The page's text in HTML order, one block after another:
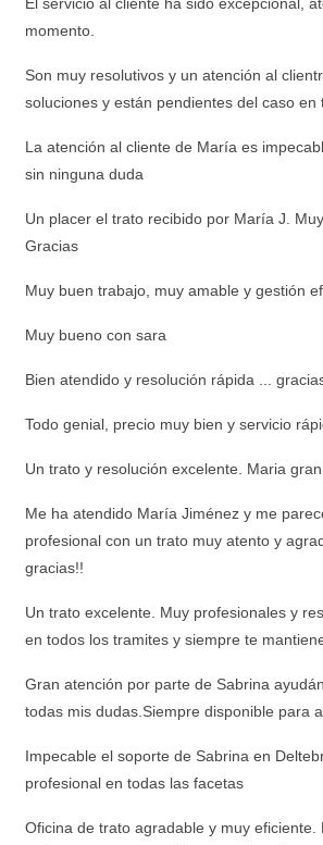
momento.
Son muy resolutivos y un atención al
soluciones y están pendientes del caso en
La atención al cliente de María es
sin ninguna duda
Un placer el trato recibido por María J.
Gracias
Muy buen trabajo, muy amable y gestión
Muy bueno con sara
Bien atendido y resolución rápida ...
Todo genial, precio muy bien y servicio
Un trato y resolución excelente. Maria
Me ha atendido María Jiménez y me
profesional con un trato muy atento y
gracias!!
Un trato excelente. Muy profesionales y
en todos los tramites y siempre te
Gran atención por parte de Sabrina
todas mis dudas.Siempre disponible para
Impecable el soporte de Sabrina en
profesional en todas las facetas
Oficina de trato agradable y muy eficiente.